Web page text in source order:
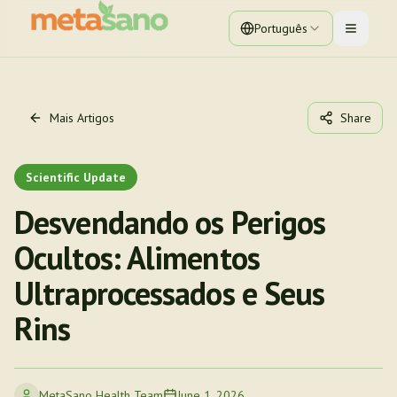
Português Toggle
Mais Artigos Share
Scientific Update
Desvendando os Perigos
Ocultos: Alimentos
Ultraprocessados e Seus
Rins